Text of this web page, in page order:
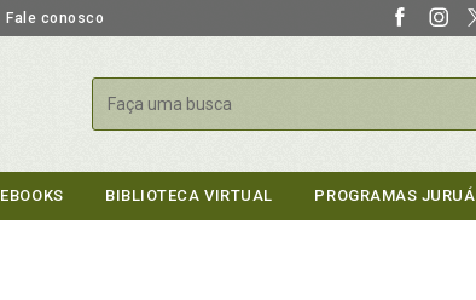
Fale conosco
Buscar
EBOOKS BIBLIOTECA VIRTUAL PROGRAMAS JURUÁ